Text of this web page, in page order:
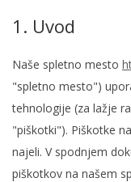
1. Uvod
Naše spletno mesto
"spletno mesto")
tehnologije (za lažje
"piškotki"). Piškotke
najeli. V spodnjem
piškotkov na našem